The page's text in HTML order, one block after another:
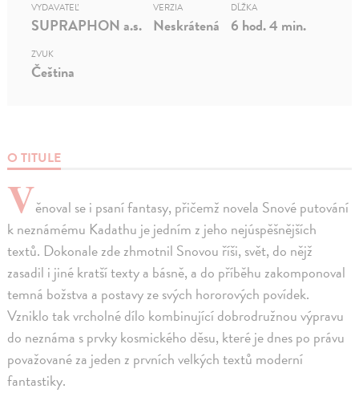
O TITULE
Věnoval se i psaní fantasy, přičemž novela Snové putování
k neznámému Kadathu je jedním z jeho nejúspěšnějších
textů. Dokonale zde zhmotnil Snovou říši, svět, do nějž
zasadil i jiné kratší texty a básně, a do příběhu zakomponoval
temná božstva a postavy ze svých hororových povídek.
Vzniklo tak vrcholné dílo kombinující dobrodružnou výpravu
do neznáma s prvky kosmického děsu, které je dnes po právu
považované za jeden z prvních velkých textů moderní
fantastiky.
VYDAVATEĽ
SUPRAPHON a.s.
VERZIA
Neskrátená
DĹŽKA
6 hod. 4 min.
ZVUK
Čeština